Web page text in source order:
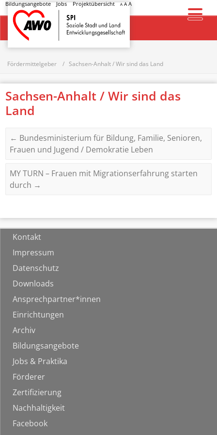
Bildungsangebote Jobs Projektübersicht A AA
Startseite
Fördermittelgeber Sachsen-Anhalt / Wir sind das Land
Sachsen-Anhalt / Wir sind das
Land
← Bundesministerium für Bildung, Familie, Senioren,
Frauen und Jugend / Demokratie Leben
MY TURN – Frauen mit Migrationserfahrung starten
durch →
Kontakt
Impressum
Datenschutz
Downloads
Ansprechpartner*innen
Einrichtungen
Archiv
Bildungsangebote
Jobs & Praktika
Förderer
Zertifizierung
Nachhaltigkeit
Facebook